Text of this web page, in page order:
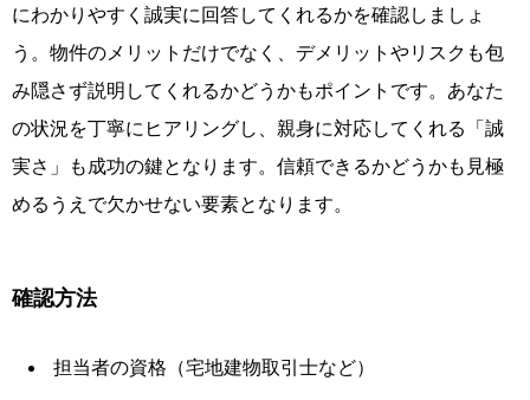
にわかりやすく誠実に回答してくれるかを確認しましょ
う。物件のメリットだけでなく、デメリットやリスクも包
み隠さず説明してくれるかどうかもポイントです。あなた
の状況を丁寧にヒアリングし、親身に対応してくれる「誠
実さ」も成功の鍵となります。信頼できるかどうかも見極
めるうえで欠かせない要素となります。
確認方法
担当者の資格（宅地建物取引士など）